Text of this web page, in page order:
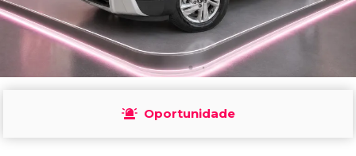
Oportunidade